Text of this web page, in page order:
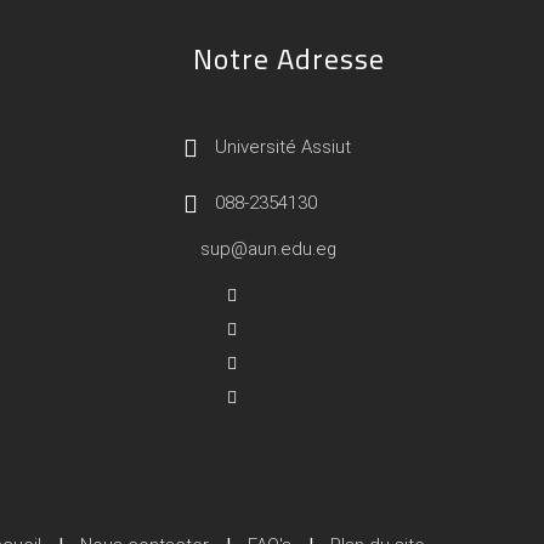
Notre Adresse
Université Assiut
088-2354130
sup@aun.edu.eg